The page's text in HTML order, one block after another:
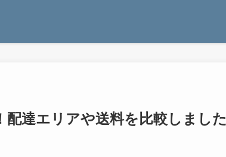
達エリアや送料を比較しました